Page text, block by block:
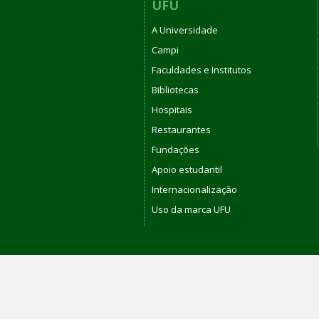
UFU
A Universidade
Campi
Faculdades e Institutos
Bibliotecas
Hospitais
Restaurantes
Fundações
Apoio estudantil
Internacionalização
Uso da marca UFU